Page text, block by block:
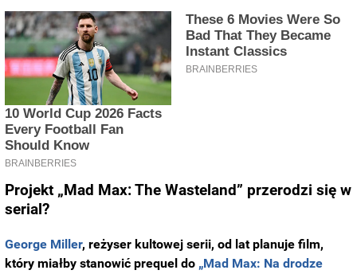
Projekt „Mad Max: The Wasteland” przerodzi się w
serial?
George Miller, reżyser kultowej serii, od lat planuje film,
który miałby stanowić prequel do „Mad Max: Na drodze